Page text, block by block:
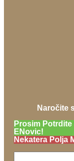
Naročite
Prosim
ENovic!
Nekatera Polja